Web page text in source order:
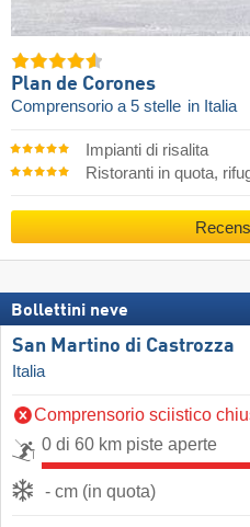
Plan de Corones
Comprensorio a 5 stelle in Italia
Impianti di risalita
Ristoranti in quota,
Bollettini neve
San Martino di Castrozza
Italia
Comprensorio sciistico
0 di 60 km piste aperte
- cm (in quota)